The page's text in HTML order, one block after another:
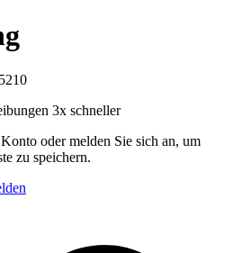
3x schneller
oder melden Sie sich an, um
zu speichern.